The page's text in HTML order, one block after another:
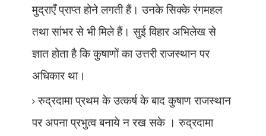
मुद्राएँ प्राप्त होने लगती हैं। उनके सिक्के रंगमहल
तथा सांभर से भी मिले हैं। सुई विहार अभिलेख से
ज्ञात होता है कि कुषाणों का उत्तरी राजस्थान पर
अधिकार था।
रुद्रदामा प्रथम के उत्कर्ष के बाद कुषाण राजस्थान
पर अपना प्रभुत्व बनाये न रख सके । रुद्रदामा